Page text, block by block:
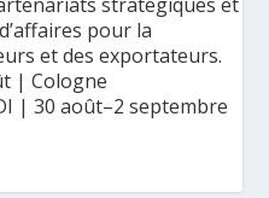
pour la
et des exportateurs.
| Cologne
| 30 août–2 septembre